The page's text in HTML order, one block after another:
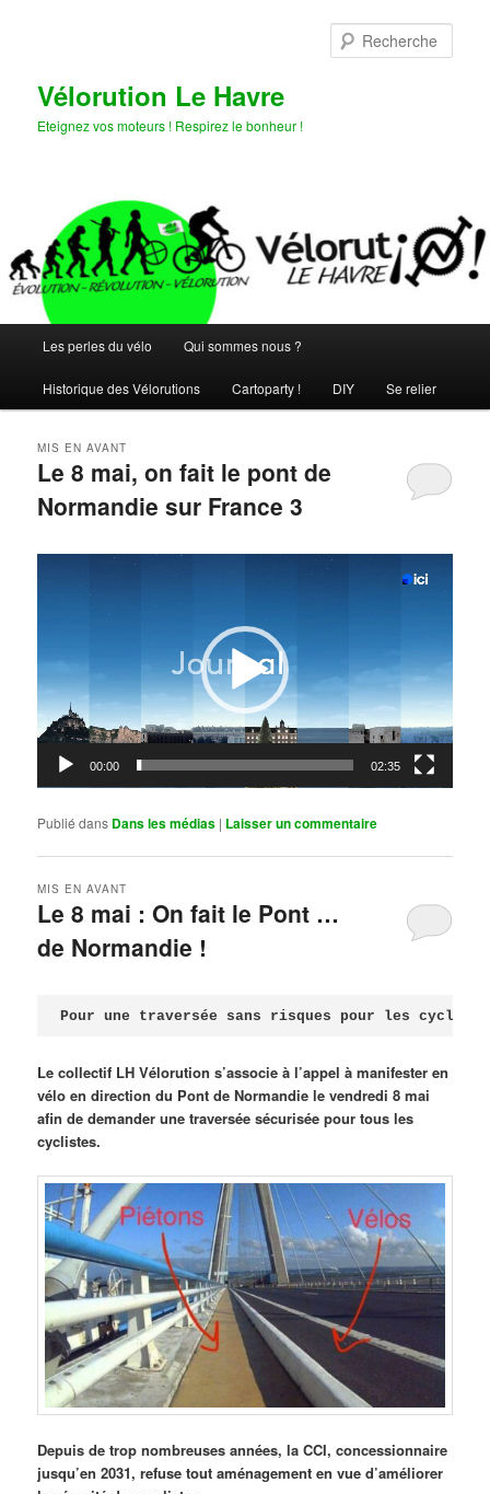
Vélorution Le Havre
Eteignez vos moteurs ! Respirez le bonheur !
principal
Les perles du vélo Qui sommes nous ?
Historique des Vélorutions Cartoparty ! DIY Se relier
Le 8 mai, on fait le pont de
Normandie sur France 3
MIS EN AVANT
00:00 02:35
Publié dans Dans les médias | Laisser un commentaire
Le 8 mai : On fait le Pont …
de Normandie !
MIS EN AVANT
Pour une traversée sans risques pour les
Le collectif LH Vélorution s’associe à l’appel à manifester en
vélo en direction du Pont de Normandie le vendredi 8 mai
afin de demander une traversée sécurisée pour tous les
cyclistes.
Depuis de trop nombreuses années, la CCI, concessionnaire
jusqu’en 2031, refuse tout aménagement en vue d’améliorer